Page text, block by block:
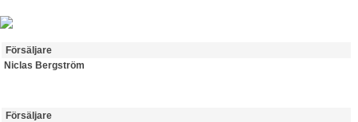
Försäljare
Niclas Bergström
Försäljare